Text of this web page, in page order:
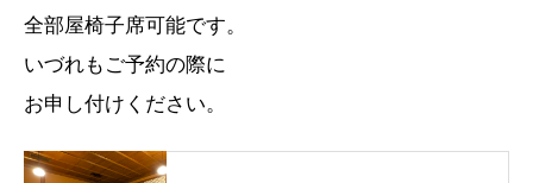
全部屋椅子席可能です。
いづれもご予約の際に
お申し付けください。